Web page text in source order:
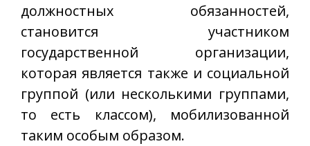
должностных обязанностей,
становится участником
государственной организации,
которая является также и социальной
группой (или несколькими группами,
то есть классом), мобилизованной
таким особым образом.